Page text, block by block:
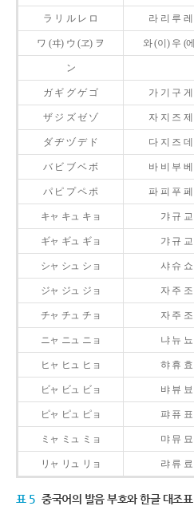
ラ リ ル レ ロ 라 리 루 레
ワ (ヰ) ウ (ヱ) ヲ 와 (이) 우 (
ン
ガ ギ グ ゲ ゴ 가 기 구 게
ザ ジ ズ ゼ ゾ 자 지 즈 제
ダ ヂ ヅ デ ド 다 지 즈 데
バ ビ ブ ベ ボ 바 비 부 베
パ ピ プ ペ ポ 파 피 푸 페
キャ キュ キョ 갸 규 교
ギャ ギュ ギョ 갸 규 교
シャ シュ ショ 샤 슈 쇼
ジャ ジュ ジョ 자 주 조
チャ チュ チョ 자 주 조
ニャ ニュ ニョ 냐 뉴 뇨
ヒャ ヒュ ヒョ 햐 휴 효
ビャ ビュ ビョ 뱌 뷰 뵤
ピャ ピュ ピョ 퍄 퓨 표
ミャ ミュ ミョ 먀 뮤 묘
リャ リュ リョ 랴 류 료
표 5 중국어의 발음 부호와 한글 대조표